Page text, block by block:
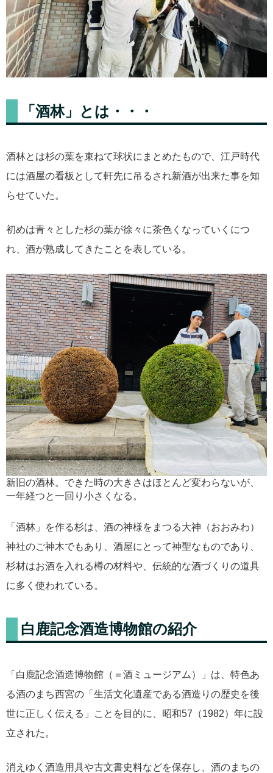
「酒林」とは・・・
酒林とは杉の葉を束ねて球状にまとめたもので、江戸時代
には酒屋の看板として軒先に吊るされ新酒が出来た事を知
らせていた。
初めは青々とした杉の葉が徐々に茶色くなっていくにつ
れ、酒が熟成してきたことを表している。
新旧の酒林。できた時の大きさはほとんど変わらないが、
一年経つと一回り小さくなる。
「酒林」を作る杉は、酒の神様をまつる大神（おおみわ）
神社のご神木でもあり、酒屋にとって神聖なものであり、
杉材はお酒を入れる樽の材料や、伝統的な酒づくりの道具
に多く使われている。
白鹿記念酒造博物館の紹介
「白鹿記念酒造博物館（＝酒ミュージアム）」は、特色あ
る酒のまち西宮の「生活文化遺産である酒造りの歴史を後
世に正しく伝える」ことを目的に、昭和57（1982）年に設
立された。
消えゆく酒造用具や古文書史料などを保存し、酒のまちの